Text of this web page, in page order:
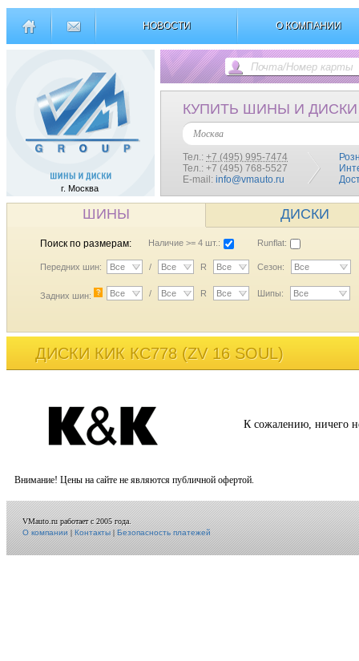
НОВОСТИ О КОМПАНИИ
г. Москва
КУПИТЬ ШИНЫ И ДИСКИ
Москва
Тел.: +7 (495) 995-7474
Тел.: +7 (495) 768-5527
E-mail: info@vmauto.ru
ШИНЫ ДИСКИ
Поиск по размерам: Наличие >= 4 шт.: Runflat:
Передних шин: Все / Все R Все Сезон: Все
Задних шин: ? Все / Все R Все Шипы: Все
ДИСКИ КИК КС778 (ZV 16 SOUL)
К сожалению, ничего
Внимание! Цены на сайте не являются публичной офертой.
VMauto.ru работает с 2005 года.
О компании|Контакты|Безопасность платежей